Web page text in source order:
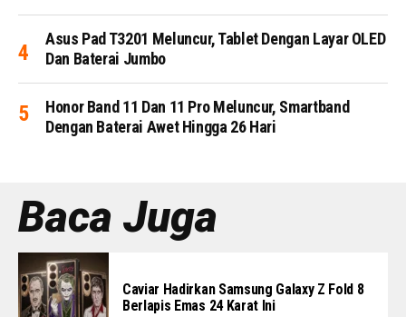
Asus Pad T3201 Meluncur, Tablet Dengan Layar OLED
Dan Baterai Jumbo
Honor Band 11 Dan 11 Pro Meluncur, Smartband
Dengan Baterai Awet Hingga 26 Hari
Baca Juga
Caviar Hadirkan Samsung Galaxy Z Fold 8
Berlapis Emas 24 Karat Ini